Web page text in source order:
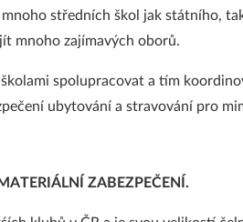
středních škol jak státního,
mnoho zajímavých oborů.
školami spolupracovat a tím
ubytování a stravování pro
ZABEZPEČENÍ.